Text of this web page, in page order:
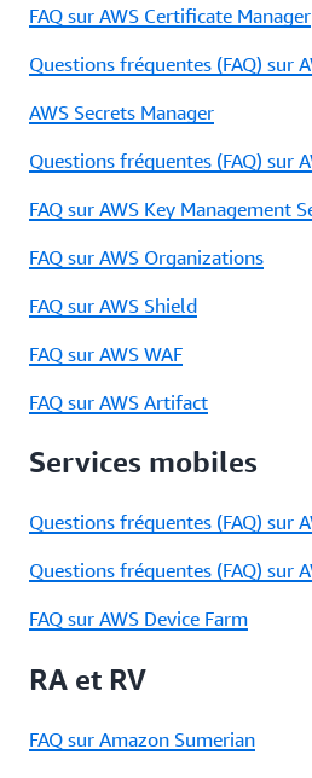
FAQ sur AWS Certificate Manager
Questions fréquentes (FAQ) sur
AWS Secrets Manager
Questions fréquentes (FAQ) sur
FAQ sur AWS Key Management
FAQ sur AWS Organizations
FAQ sur AWS Shield
FAQ sur AWS WAF
FAQ sur AWS Artifact
Services mobiles
Questions fréquentes (FAQ) sur
Questions fréquentes (FAQ) sur
FAQ sur AWS Device Farm
RA et RV
FAQ sur Amazon Sumerian